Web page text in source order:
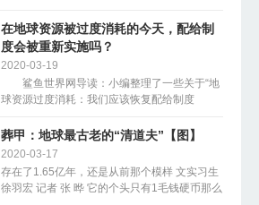
图：地球 参考消息网8月23日报道 澳媒
称，美国航天局...
在地球资源被过度消耗的今天，配给制
度会被重新实施吗？
2020-03-19
鲨鱼世界网导读：小编整理了一些关于“地
球资源过度消耗：我们应该恢复配给制度
类过度开采地球资源的后果已经开始显现由于
全球气候变...
葬甲：地球最古老的“清道夫”【图】
2020-03-17
存在了1.65亿年，还是从前那个模样 文实习生
徐羽宏 记者 张 晔 它的个头只有1毛钱硬币那么